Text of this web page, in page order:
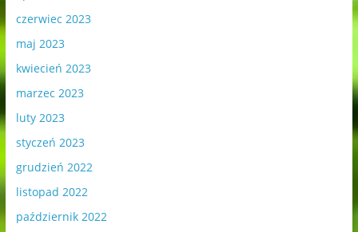
czerwiec 2023
maj 2023
kwiecień 2023
marzec 2023
luty 2023
styczeń 2023
grudzień 2022
listopad 2022
październik 2022